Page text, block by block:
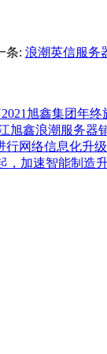
条: 浪潮英信服务
旭鑫集团年
旭鑫浪潮服务器
网络信息化升
，加速智能制造